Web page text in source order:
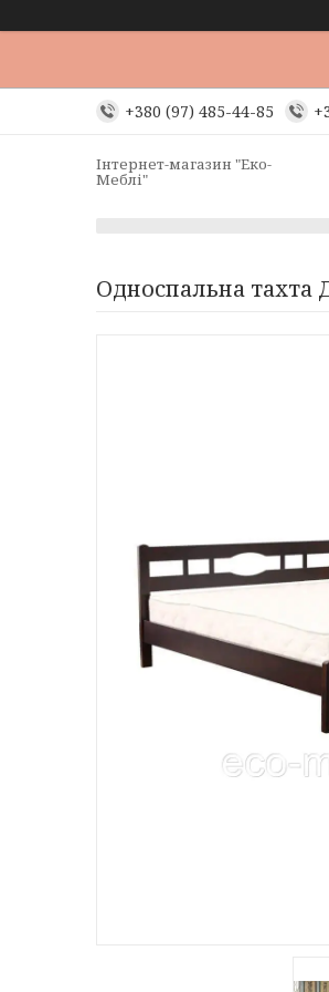
+380 (97) 485-44-85
Інтернет-магазин "Еко-
Меблі"
Односпальна тахта